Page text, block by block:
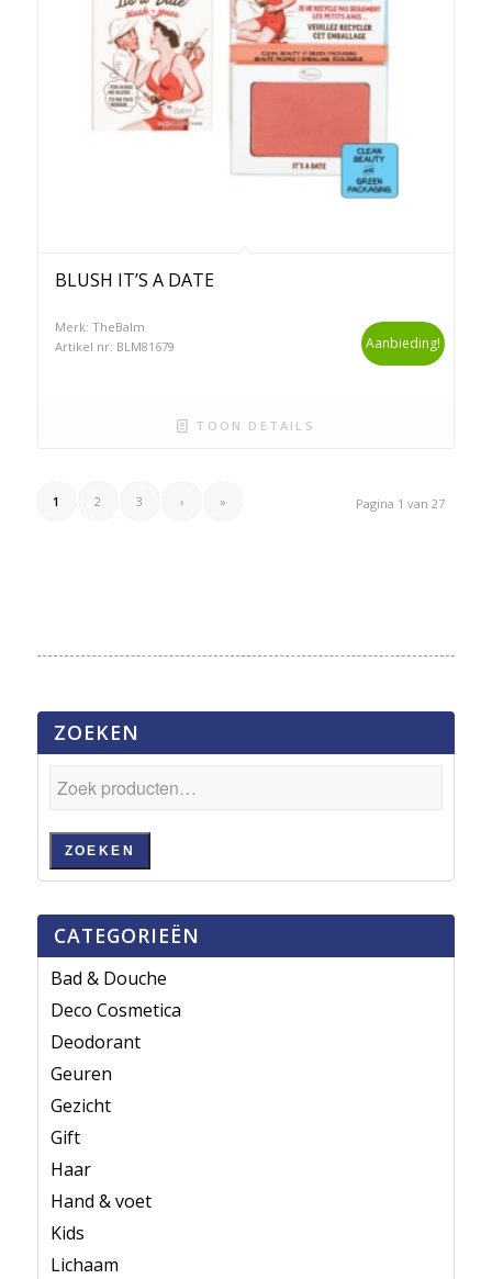
BLUSH IT’S A DATE
Merk: TheBalm
Artikel nr: BLM81679
Aanbieding!
TOON DETAILS
Pagina 1 van 27
1 2 3 › »
ZOEKEN
ZOEKEN
CATEGORIEËN
Bad & Douche
Deco Cosmetica
Deodorant
Geuren
Gezicht
Gift
Haar
Hand & voet
Kids
Lichaam